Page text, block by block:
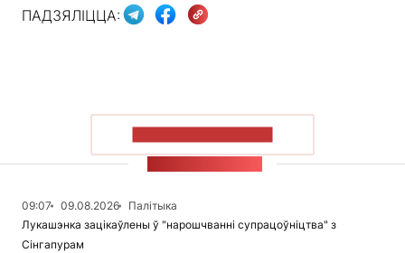
ПАДЗЯЛІЦЦА:
09:07 09.08.2026
Палітыка
Лукашэнка зацікаўлены ў "нарошчванні супрацоўніцтва" з
Сінгапурам